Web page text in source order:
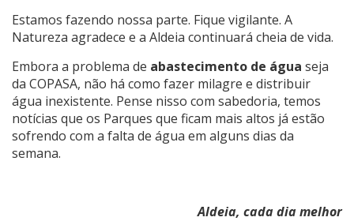
Estamos fazendo nossa parte. Fique vigilante. A
Natureza agradece e a Aldeia continuará cheia de vida.
Embora a problema de abastecimento de água seja
da COPASA, não há como fazer milagre e distribuir
água inexistente. Pense nisso com sabedoria, temos
notícias que os Parques que ficam mais altos já estão
sofrendo com a falta de água em alguns dias da
semana.
Aldeia, cada dia melhor